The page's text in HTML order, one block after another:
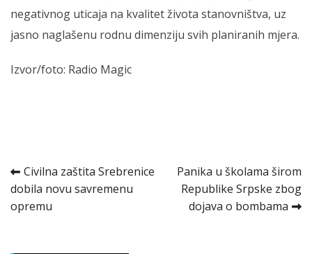
negativnog uticaja na kvalitet života stanovništva, uz
jasno naglašenu rodnu dimenziju svih planiranih mjera.
Izvor/foto: Radio Magic
Kretanje
članka
Civilna zaštita Srebrenice
dobila novu savremenu
opremu
Panika u školama širom
Republike Srpske zbog
dojava o bombama